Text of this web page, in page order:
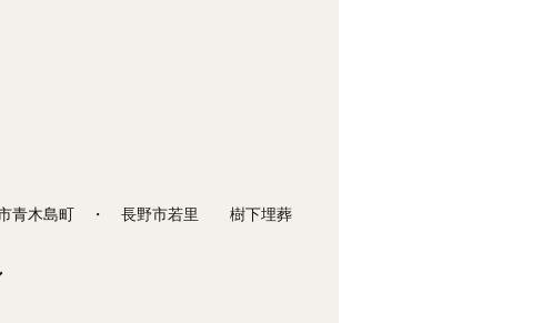
野市青木島町 ・ 長野市若里 樹下埋葬